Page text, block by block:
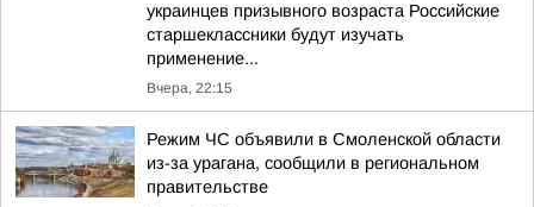
украинцев призывного возраста Российские
старшеклассники будут изучать
применение...
Вчера, 22:15
Режим ЧС объявили в Смоленской области
из-за урагана, сообщили в региональном
правительстве